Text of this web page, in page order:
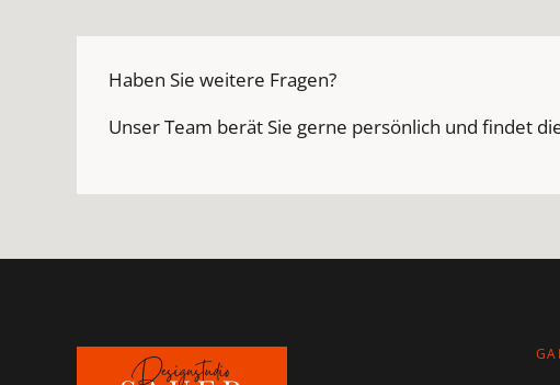
Haben Sie weitere Fragen?
Unser Team berät Sie gerne persönlich und findet